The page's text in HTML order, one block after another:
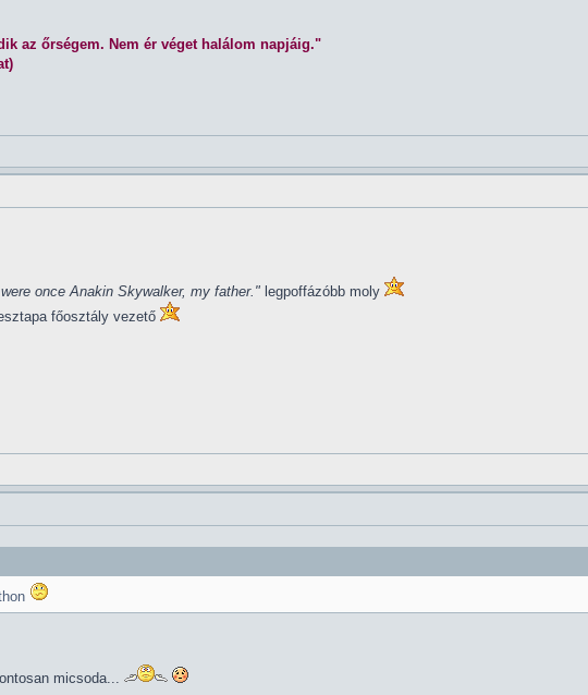
az őrségem. Nem ér véget halálom napjáig."
once Anakin Skywalker, my father." legpoffázóbb moly
főosztály vezető
micsoda...